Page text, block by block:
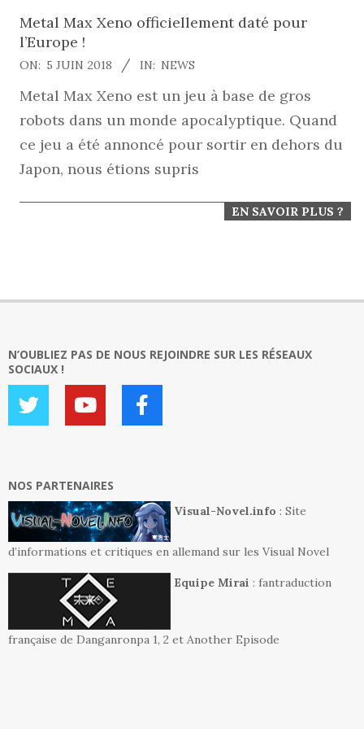
Metal Max Xeno officiellement daté pour
l’Europe !
2018-
06-
05
ON: 5 JUIN 2018 IN: NEWS
Metal Max Xeno est un jeu à base de gros
robots dans un monde apocalyptique. Quand
ce jeu a été annoncé pour sortir en dehors du
Japon, nous étions supris
EN SAVOIR PLUS ?
N’OUBLIEZ PAS DE NOUS REJOINDRE SUR LES RÉSEAUX
SOCIAUX !
NOS PARTENAIRES
Visual-Novel.info : Site
d’informations et critiques en allemand sur les Visual Novel
Equipe Mirai : fantraduction
française de Danganronpa 1, 2 et Another Episode